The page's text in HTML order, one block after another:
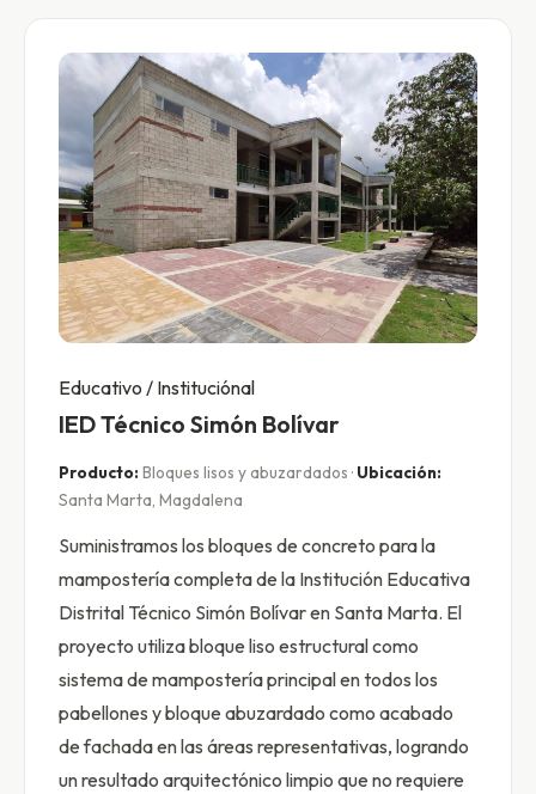
Educativo / Instituciónal
IED Técnico Simón Bolívar
Producto: Bloques lisos y abuzardados · Ubicación:
Santa Marta, Magdalena
Suministramos los bloques de concreto para la
mampostería completa de la Institución Educativa
Distrital Técnico Simón Bolívar en Santa Marta. El
proyecto utiliza bloque liso estructural como
sistema de mampostería principal en todos los
pabellones y bloque abuzardado como acabado
de fachada en las áreas representativas, logrando
un resultado arquitectónico limpio que no requiere